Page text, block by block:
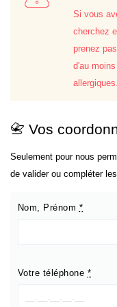
Si vous
cherchez
prenez
d'au
📇 Vos
Seulement pour nous
de valider ou compléter
Nom, Prénom *
Votre téléphone *